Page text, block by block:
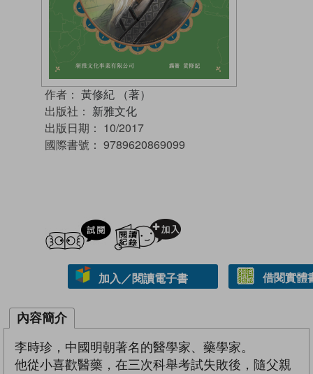
作者： 黃修紀 （著）
出版社： 新雅文化
出版日期： 10/2017
國際書號： 9789620869099
試閲
加入／閱讀電子書 借閱實體
內容簡介
李時珍，中國明朝著名的醫學家、藥學家。
他從小喜歡醫藥，在三次科舉考試失敗後，隨父親